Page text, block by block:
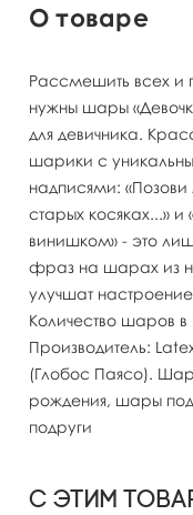
О товаре
Рассмешить всех и
нужны шары
для девичника.
шарики с
надписями:
старых косяках...»
винишком» - это
фраз на шарах из
улучшат
Количество шаров
Производитель:
(Глобос Паясо).
рождения, шары
подруги
С этим